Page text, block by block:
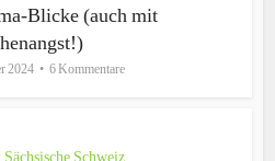
Blicke (auch mit
2024 6 Kommentare
Schweiz